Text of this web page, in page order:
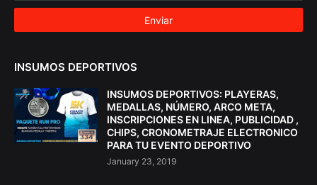
INSUMOS DEPORTIVOS
INSUMOS DEPORTIVOS: PLAYERAS,
MEDALLAS, NÚMERO, ARCO META,
INSCRIPCIONES EN LINEA, PUBLICIDAD ,
CHIPS, CRONOMETRAJE ELECTRONICO
PARA TU EVENTO DEPORTIVO
January 23, 2019